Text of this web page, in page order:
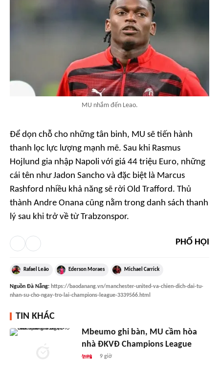
MU nhắm đến Leao.
Để dọn chỗ cho những tân binh, MU sẽ tiến hành
thanh lọc lực lượng mạnh mẽ. Sau khi Rasmus
Hojlund gia nhập Napoli với giá 44 triệu Euro, những
cái tên như Jadon Sancho và đặc biệt là Marcus
Rashford nhiều khả năng sẽ rời Old Trafford. Thủ
thành Andre Onana cũng nằm trong danh sách thanh
lý sau khi trở về từ Trabzonspor.
PHỐ HỘI
Rafael Leão Ederson Moraes Michael Carrick
Nguồn Đà Nẵng: https://baodanang.vn/manchester-united-va-chien-dich-dai-tu-
nhan-su-cho-ngay-tro-lai-champions-league-3339566.html
TIN KHÁC
Mbeumo ghi bàn, MU cầm hòa
nhà ĐKVĐ Champions League
9 giờ